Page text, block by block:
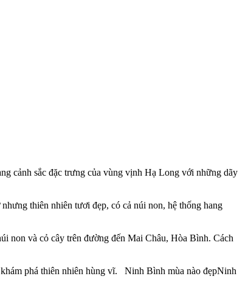
cảnh sắc đặc trưng của vùng vịnh Hạ Long với những dãy
thiên nhiên tươi đẹp, có cả núi non, hệ thống hang
non và cỏ cây trên đường đến Mai Châu, Hòa Bình. Cách
phá thiên nhiên hùng vĩ. Ninh Bình mùa nào đẹpNinh